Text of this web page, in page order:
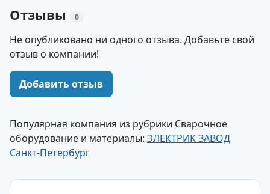
Отзывы 0
Не опубликовано ни одного отзыва. Добавьте свой
отзыв о компании!
Добавить отзыв
Популярная компания из рубрики Сварочное
оборудование и материалы: ЭЛЕКТРИК ЗАВОД
Санкт-Петербург